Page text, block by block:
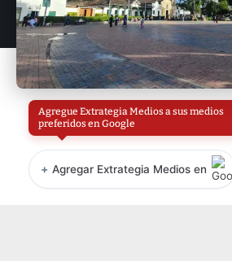
Agregue Extrategia Medios a sus medios
preferidos en Google
+ Agregar Extrategia Medios en